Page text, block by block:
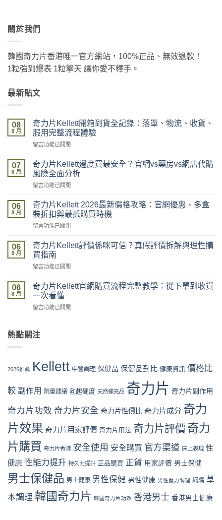
關於我們
韓國奇力片香港唯一官方網站，100%正品、無效退款！
1粒強到爆表 1粒擎天 讓你愛不釋手。
最新貼文
08
8 月
奇力片Kellett開箱到貨全記錄：落單、物流、收貨、
服用完整流程體驗
在
力
片
Kellett
開
到
貨
記
落
單、
流、
貨、
服
用
流
程
中
留言功能已關閉
07
8 月
奇力片Kellett邊度買最安全？官網vs藥房vs網店代購
風險全面分析
在
力
片
Kellett
邊
買
最
全？
網
vs
房
店
風
險
面
分
中
留言功能已關閉
06
8 月
奇力片Kellett 2026最新價格攻略：官網優惠、多盒
裝折扣與最抵購買時機
在
力
片
Kellett
2026
新
攻
網
盒
扣
最
購
時
機〉
中
留言功能已關閉
06
8 月
奇力片Kellett評價係咪可信？真假評價拆解與理性購
買指南
在
力
片
Kellett
評
咪
假
拆
與
性
購
買
指
南〉
留言功能已關閉
06
8 月
奇力片Kellett官網購買流程完整教學：從下單到收貨
一次看懂
在
片
購
程
整
學：
從
下
單
到
收
貨
一
次
看
留言功能已關閉
熱點關注
2026推薦 Kellett 中醫調理 保健品 保健品對比 健康資訊 價格比
較 副作用 劑量建議 勃起硬度 天然補充品 奇力片 奇力片副作用
奇力片功效 奇力片安全 奇力片性價比 奇力片成分 奇力
片效果 奇力片用家評價 奇力片用法 奇力片評價 奇力
片購買 奇力片香港 安全使用 安全購買 官方渠道 床上表現 性
健康 性能力提升 持久力提升 正品購買 正貨 用家評價 男士保健
男士保健品 男士健康 男性保健 男性健康 男性壓力調理 網購 草
本調理 韓國奇力片 韓國奇力片功效 香港男士 香港男士健康